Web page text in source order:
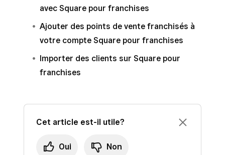
avec Square pour franchises
Ajouter des points de vente franchisés à
votre compte Square pour franchises
Importer des clients sur Square pour
franchises
Cet article est-il utile?
Oui Non